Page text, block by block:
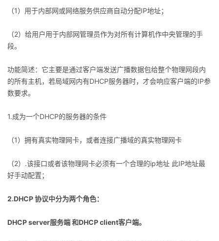
者
我
博
的
我
播
活
动
的
关
注
我
的
开
我
的
我
（1）用于内部网或网络服务供应商自动分配IP地址；
（2）给用户用于内部网管理员作为对所有计算机作中央管理的手
段。
功能简述：它主要是通过客户端发送广播数据包给整个物理网段内
的所有主机，若局域网内有DHCP服务器时，才会响应客户端的IP参
数要求。
1.成为一个DHCP的服务器的条件
（1）拥有真实物理网卡，或者连接广播域的真实物理网卡
（2）.该接口或者该物理网卡必须有一个合理的ip地址 此IP地址最
好手动配置；
2.DHCP 协议中分为两个角色：
DHCP server服务端 和DHCP client客户端。